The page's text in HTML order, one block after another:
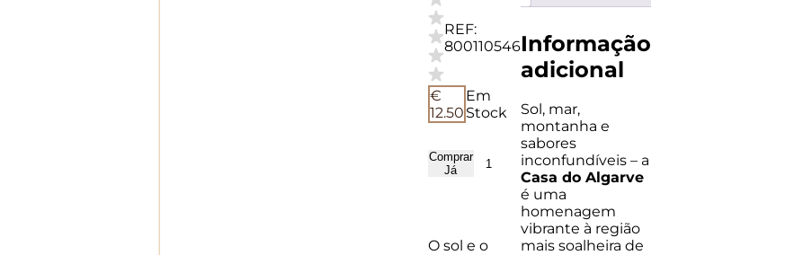
REF:
800110546
€
12.50
Em
Stock
Comprar
Já
Quantidade
Algarve
O sol e o
Informação
adicional
Sol, mar,
montanha e
sabores
inconfundíveis – a
Casa do Algarve
é uma
homenagem
vibrante à região
mais soalheira de